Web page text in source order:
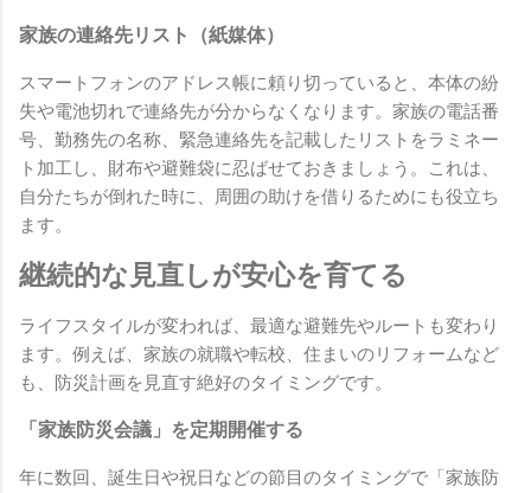
家族の連絡先リスト（紙媒体）
スマートフォンのアドレス帳に頼り切っていると、本体の紛
失や電池切れで連絡先が分からなくなります。家族の電話番
号、勤務先の名称、緊急連絡先を記載したリストをラミネー
ト加工し、財布や避難袋に忍ばせておきましょう。これは、
自分たちが倒れた時に、周囲の助けを借りるためにも役立ち
ます。
継続的な見直しが安心を育てる
ライフスタイルが変われば、最適な避難先やルートも変わり
ます。例えば、家族の就職や転校、住まいのリフォームなど
も、防災計画を見直す絶好のタイミングです。
「家族防災会議」を定期開催する
年に数回、誕生日や祝日などの節目のタイミングで「家族防